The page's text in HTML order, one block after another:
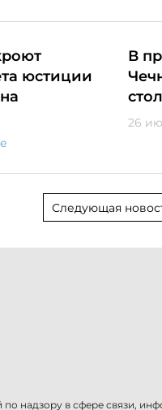
юстиции
В
26
Следующая
надзору в сфере связи,